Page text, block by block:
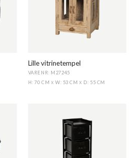
Lille vitrinetempel
VARENR: M27245
H: 70 CM X W: 53 CMX D: 55 CM